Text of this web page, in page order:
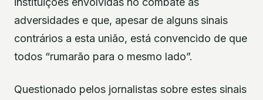
adversidades e que, apesar de alguns sinais
contrários a esta união, está convencido de que
todos “rumarão para o mesmo lado”.
Questionado pelos jornalistas sobre estes sinais